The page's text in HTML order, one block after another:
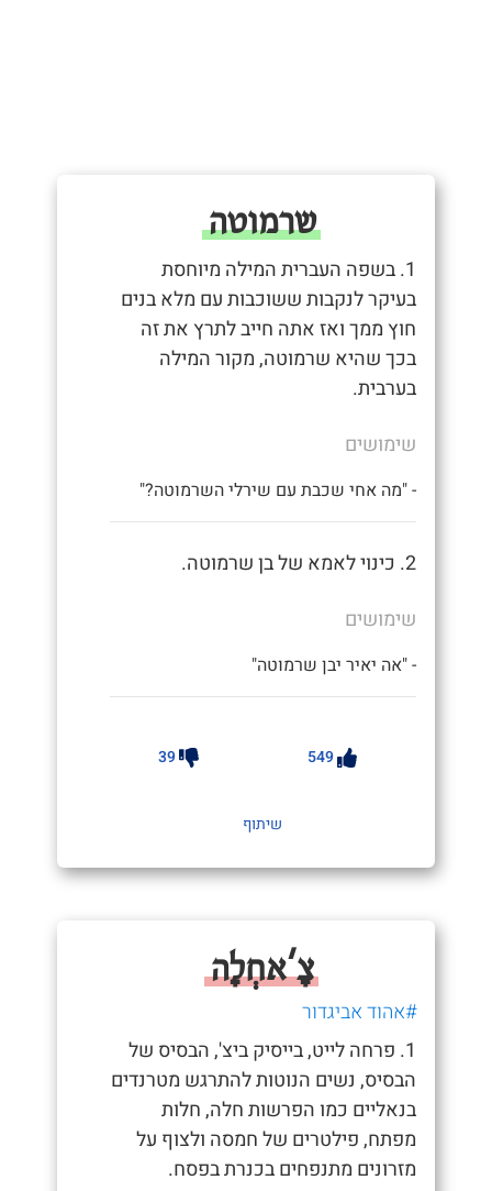
שרמוטה
1. בשפה העברית המילה מיוחסת
בעיקר לנקבות ששוכבות עם מלא בנים
חוץ ממך ואז אתה חייב לתרץ את זה
בכך שהיא שרמוטה, מקור המילה
בערבית.
שימושים
- "מה אחי שכבת עם שירלי השרמוטה?"
2. כינוי לאמא של בן שרמוטה.
שימושים
- "אה יאיר יבן שרמוטה"
549
39
שיתוף
צָ'אחְלָה
#אהוד אביגדור
1. פרחה לייט, בייסיק ביצ', הבסיס של
הבסיס, נשים הנוטות להתרגש מטרנדים
בנאליים כמו הפרשות חלה, חלות
מפתח, פילטרים של חמסה ולצוף על
מזרונים מתנפחים בכנרת בפסח.